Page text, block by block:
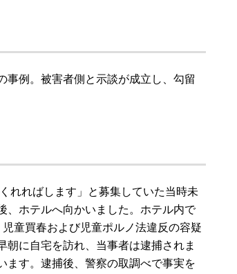
事例。被害者側と示談が成立し、勾留
れればします」と募集していた当時未
、ホテルへ向かいました。ホテル内で
童買春および児童ポルノ法違反の容疑
に自宅を訪れ、当事者は逮捕されま
ます。逮捕後、警察の取調べで事実を